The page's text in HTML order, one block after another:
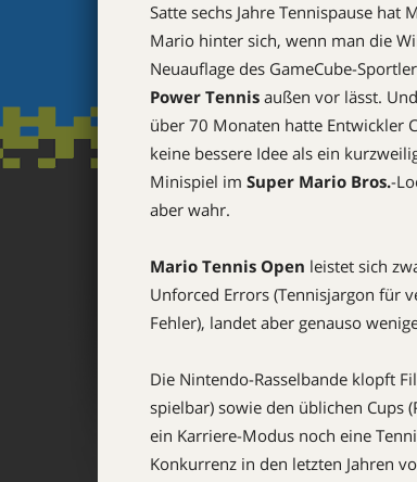
Satte sechs Jahre Tennispause hat
Mario hinter sich, wenn man die
Neuauflage des GameCube-
Power Tennis außen vor lässt.
über 70 Monaten hatte Entwickler
keine bessere Idee als ein
Minispiel im Super Mario Bros.-
aber wahr.
Mario Tennis Open leistet sich
Unforced Errors (Tennisjargon für
Fehler), landet aber genauso
Die Nintendo-Rasselbande klopft
spielbar) sowie den üblichen Cups
ein Karriere-Modus noch eine
Konkurrenz in den letzten Jahren